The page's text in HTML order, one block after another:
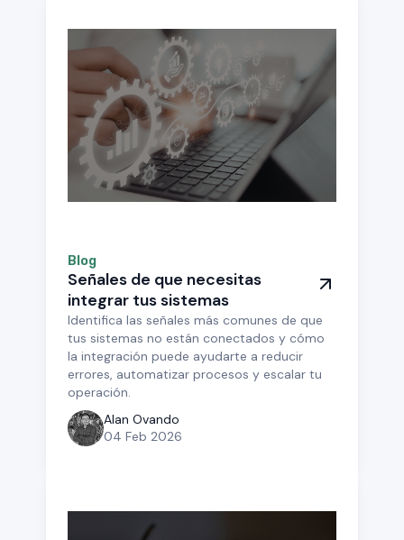
Blog
Señales de que necesitas
integrar tus sistemas
Identifica las señales más comunes de que
tus sistemas no están conectados y cómo
la integración puede ayudarte a reducir
errores, automatizar procesos y escalar tu
operación.
Alan Ovando
04 Feb 2026